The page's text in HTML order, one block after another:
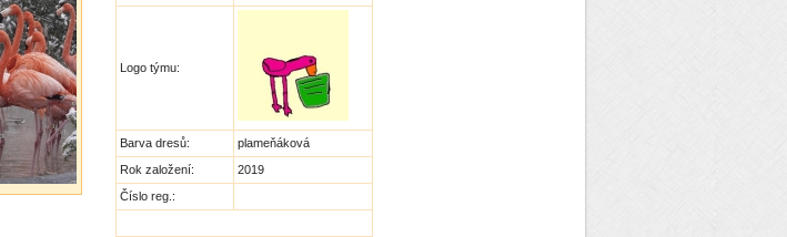
Logo týmu:
Barva dresů:
plameňáková
Rok založení:
2019
Číslo reg.: